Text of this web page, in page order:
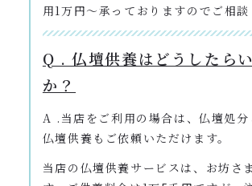
用1万円〜承っておりますのでご相談
Q . 仏壇供養はどうしたら
か？
A .当店をご利用の場合は、仏壇処分
仏壇供養もご依頼いただけます。
当店の仏壇供養サービスは、お坊さ